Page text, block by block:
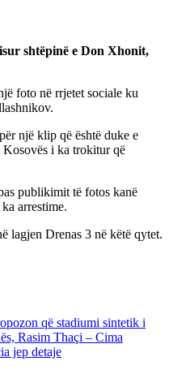
shtëpinë e Don Xhonit,
foto në rrjetet sociale ku
një klip që është duke e
Kosovës i ka trokitur që
publikimit të fotos kanë
arrestime.
lagjen Drenas 3 në këtë qytet.
që stadiumi sintetik i
Rasim Thaçi – Cima
jep detaje